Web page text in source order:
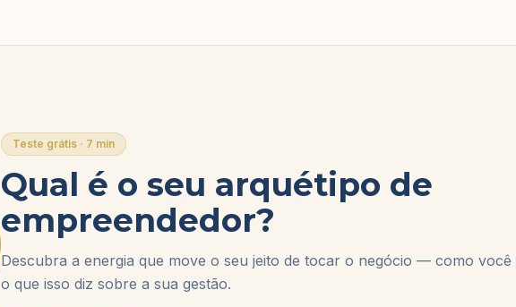
Teste grátis · 7 min
Qual é o seu arquétipo de
empreendedor?
Descubra a energia que move o seu jeito de tocar o negócio — como
o que isso diz sobre a sua gestão.